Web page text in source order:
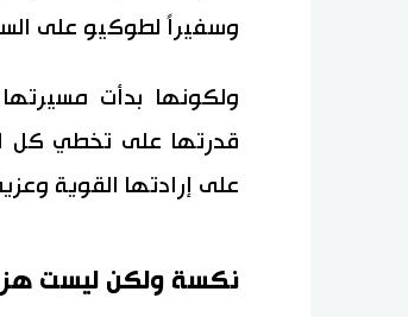
وسفيراً لطوكيو على
ولكونها بدأت
قدرتها على تخطي كل
على إرادتها القوية
نكسة ولكن ليست